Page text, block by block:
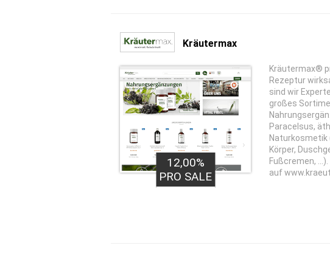
Kräutermax
12,00%
PRO SALE
Kräutermax®
Rezeptur
sind wir
großes
Paracelsus,
Naturkosmetik
Körper,
Fußcremen,
auf